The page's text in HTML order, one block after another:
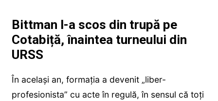
Bittman l-a scos din trupă pe
Cotabiță, înaintea turneului din
URSS
În același an, formația a devenit „liber-
profesionista” cu acte în regulă, în sensul că toți